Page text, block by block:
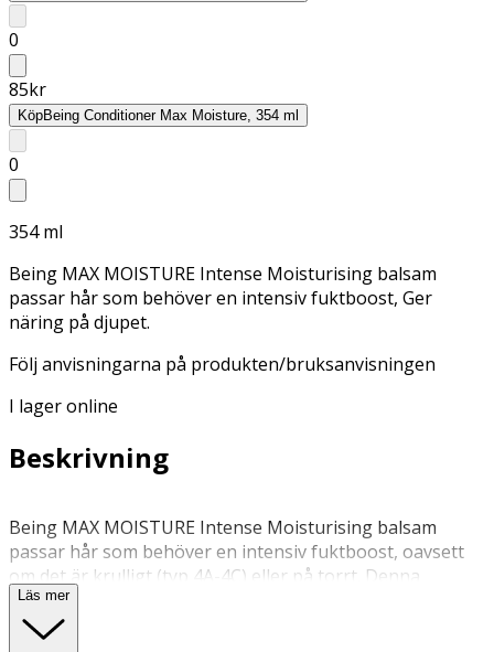
0
85kr
KöpBeing Conditioner Max Moisture, 354 ml
0
354 ml
Being MAX MOISTURE Intense Moisturising balsam
passar hår som behöver en intensiv fuktboost, Ger
näring på djupet.
Följ anvisningarna på produkten/bruksanvisningen
I lager online
Beskrivning
Being MAX MOISTURE Intense Moisturising balsam
passar hår som behöver en intensiv fuktboost, oavsett
om det är krulligt (typ 4A-4C) eller på torrt. Denna
dermatologiskt testade, sulfat- och silikonfria formula
innehåller naturligt framställda ingredienser som
Läs mer